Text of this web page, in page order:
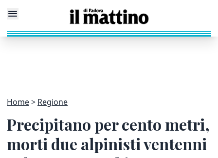
Home Regione
Precipitano per cento metri,
morti due alpinisti ventenni